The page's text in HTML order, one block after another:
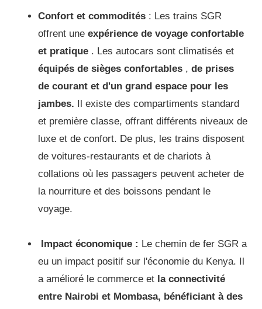
Confort et commodités : Les trains SGR
offrent une expérience de voyage confortable
et pratique . Les autocars sont climatisés et
équipés de sièges confortables , de prises
de courant et d'un grand espace pour les
jambes. Il existe des compartiments standard
et première classe, offrant différents niveaux de
luxe et de confort. De plus, les trains disposent
de voitures-restaurants et de chariots à
collations où les passagers peuvent acheter de
la nourriture et des boissons pendant le
voyage.
Impact économique : Le chemin de fer SGR a
eu un impact positif sur l'économie du Kenya. Il
a amélioré le commerce et la connectivité
entre Nairobi et Mombasa, bénéficiant à des